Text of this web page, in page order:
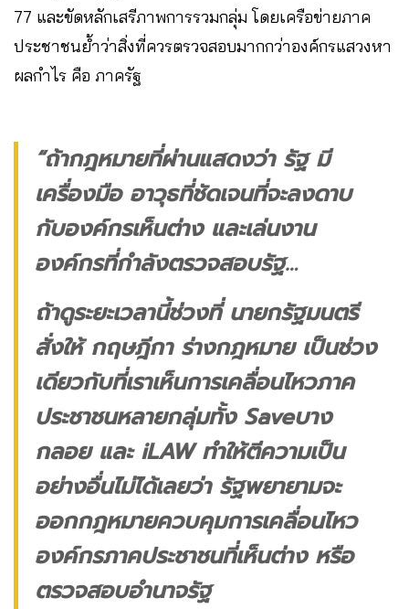
77 และขัดหลักเสรีภาพการรวมกลุ่ม โดยเครือข่ายภาค
ประชาชนย้ำว่าสิ่งที่ควรตรวจสอบมากกว่าองค์กรแสวงหา
ผลกำไร คือ ภาครัฐ
“ถ้ากฎหมายที่ผ่านแสดงว่า รัฐ มี
เครื่องมือ อาวุธที่ชัดเจนที่จะลงดาบ
กับองค์กรเห็นต่าง และเล่นงาน
องค์กรที่กำลังตรวจสอบรัฐ…
ถ้าดูระยะเวลานี้ช่วงที่ นายกรัฐมนตรี
สั่งให้ กฤษฎีกา ร่างกฎหมาย เป็นช่วง
เดียวกับที่เราเห็นการเคลื่อนไหวภาค
ประชาชนหลายกลุ่มทั้ง Saveบาง
กลอย และ iLAW ทำให้ตีความเป็น
อย่างอื่นไม่ได้เลยว่า รัฐพยายามจะ
ออกกฎหมายควบคุมการเคลื่อนไหว
องค์กรภาคประชาชนที่เห็นต่าง หรือ
ตรวจสอบอำนาจรัฐ